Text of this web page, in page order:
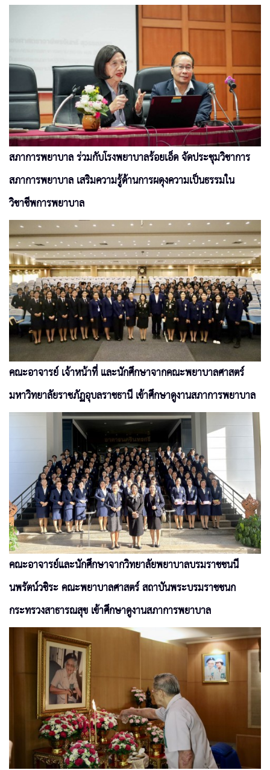
สภาการพยาบาล ร่วมกับโรงพยาบาลร้อยเอ็ด จัดประชุมวิชาการ
สภาการพยาบาล เสริมความรู้ด้านการผดุงความเป็นธรรมใน
วิชาชีพการพยาบาล
คณะอาจารย์ เจ้าหน้าที่ และนักศึกษาจากคณะพยาบาลศาสตร์
มหาวิทยาลัยราชภัฏอุบลราชธานี เข้าศึกษาดูงานสภาการพยาบาล
คณะอาจารย์และนักศึกษาจากวิทยาลัยพยาบาลบรมราชชนนี
นพรัตน์วชิระ คณะพยาบาลศาสตร์ สถาบันพระบรมราชชนก
กระทรวงสาธารณสุข เข้าศึกษาดูงานสภาการพยาบาล